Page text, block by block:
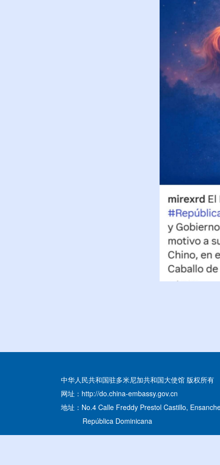
中华人民共和国驻多米尼加共和国大使馆 版权所有
网址：http://do.china-embassy.gov.cn
地址：No.4 Calle Freddy Prestol Castillo,
República Dominicana